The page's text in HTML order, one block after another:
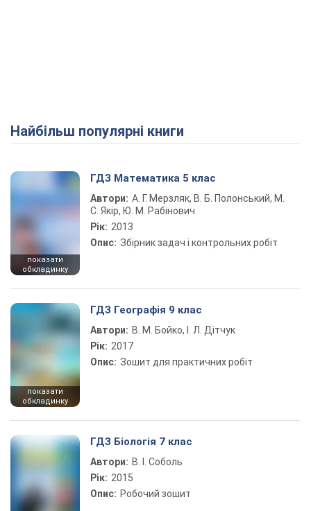
Найбільш популярні книги
показати
обкладинку
ГДЗ Математика 5 клас
Автори: А. Г. Мерзляк, В. Б. Полонський, М.
С. Якір, Ю. М. Рабінович
Рік: 2013
Опис: Збірник задач і контрольних робіт
показати
обкладинку
ГДЗ Географія 9 клас
Автори: В. М. Бойко, І. Л. Дітчук
Рік: 2017
Опис: Зошит для практичних робіт
ГДЗ Біологія 7 клас
Автори: В. І. Соболь
Рік: 2015
Опис: Робочий зошит